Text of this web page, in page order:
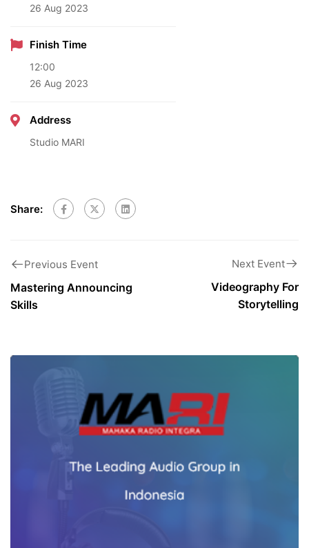
26 Aug 2023
Finish Time
12:00
26 Aug 2023
Address
Studio MARI
Share:
Previous Event
Mastering Announcing
Skills
Next Event
Videography For
Storytelling